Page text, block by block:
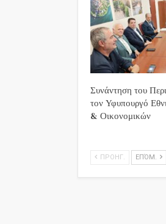
Συνάντηση του
τον Υφυπουργό
& Οικονομικών
ΠΡΟΗΓ. ΕΠΌΜ.